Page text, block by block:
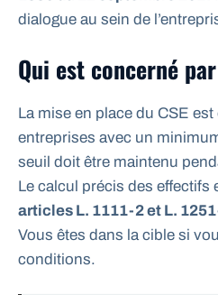
dialogue au sein de
Qui est concerné
La mise en place du CSE
entreprises avec un
seuil doit être maintenu
Le calcul précis des effectifs
articles L. 1111-2 et L.
Vous êtes dans la cible si
conditions.